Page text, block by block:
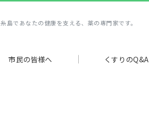
糸島であなたの健康を支える、薬の専門家です。
市民の皆様へ くすりのQ&A